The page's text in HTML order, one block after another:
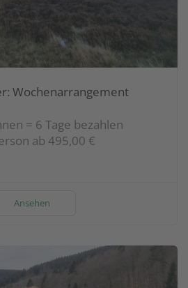
Wochenarrangement
= 6 Tage bezahlen
ab 495,00 €
Ansehen